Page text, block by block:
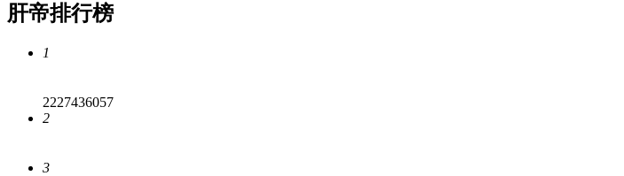
肝帝排行榜
1
2227436057
2
3